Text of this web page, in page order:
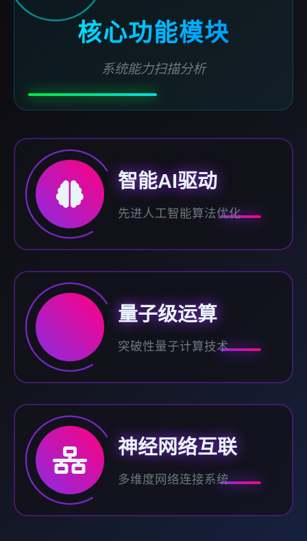
核心功能模块
系统能力扫描分析
智能AI驱动
先进人工智能算法优化
量子级运算
突破性量子计算技术
神经网络互联
多维度网络连接系统